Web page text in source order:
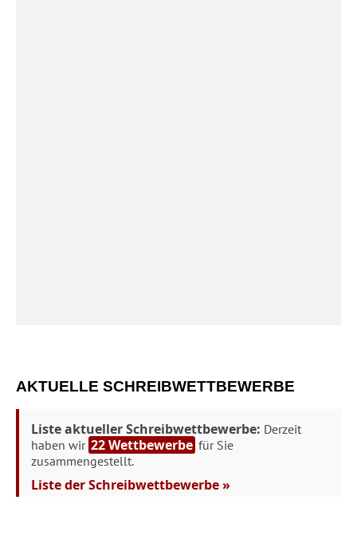
AKTUELLE SCHREIBWETTBEWERBE
Liste aktueller Schreibwettbewerbe: Derzeit
haben wir 22 Wettbewerbe für Sie
zusammengestellt.
Liste der Schreibwettbewerbe »